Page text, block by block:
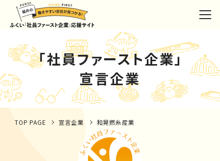
「社員ファースト企業」
宣言企業
TOP PAGE 宣言企業 和晃撚糸産業